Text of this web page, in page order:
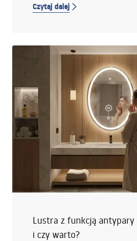
zarówno w aranżacjach
Czytaj dalej
Lustra z funkcją antypary
i czy warto?